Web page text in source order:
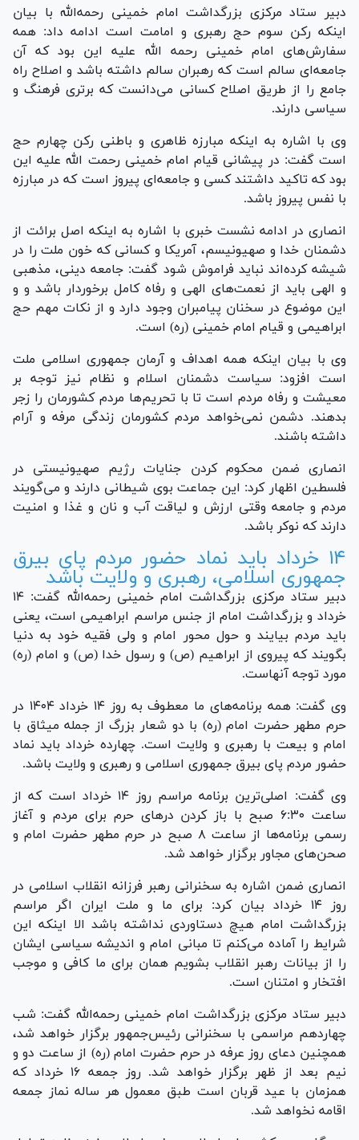
دبیر ستاد مرکزی بزرگداشت امام خمینی رحمه‌الله با بیان
اینکه رکن سوم حج رهبری و امامت است ادامه داد: همه
سفارش‌های امام خمینی رحمه الله علیه این بود که آن
جامعه‌ای سالم است که رهبران سالم داشته باشد و اصلاح راه
جامع را از طریق اصلاح کسانی می‌دانست که برتری فرهنگ و
سیاسی دارند.
وی با اشاره به اینکه مبارزه ظاهری و باطنی رکن چهارم حج
است گفت: در پیشانی قیام امام خمینی رحمت الله علیه این
بود که تاکید داشتند کسی و جامعه‌ای پیروز است که در مبارزه
با نفس پیروز باشد.
انصاری در ادامه نشست خبری با اشاره به اینکه اصل برائت از
دشمنان خدا و صهیونیسم، آمریکا و کسانی که خون ملت را در
شیشه کرده‌اند نباید فراموش شود گفت: جامعه دینی، مذهبی
و الهی باید از نعمت‌های الهی و رفاه کامل برخوردار باشد و و
این موضوع در سخنان پیامبران وجود دارد و از نکات مهم حج
ابراهیمی و قیام امام خمینی (ره) است.
وی با بیان اینکه همه اهداف و آرمان جمهوری اسلامی ملت
است افزود: سیاست دشمنان اسلام و نظام نیز توجه بر
معیشت و رفاه مردم است تا با تحریم‌ها مردم کشورمان را زجر
بدهند. دشمن نمی‌خواهد مردم کشورمان زندگی مرفه و آرام
داشته باشند.
انصاری ضمن محکوم کردن جنایات رژیم صهیونیستی در
فلسطین اظهار کرد: این جماعت بوی شیطانی دارند و می‌گویند
مردم و جامعه وقتی ارزش و لیاقت آب و نان و غذا و امنیت
دارند که نوکر باشد.
۱۴ خرداد باید نماد حضور مردم پای بیرق
جمهوری اسلامی، رهبری و ولایت باشد
دبیر ستاد مرکزی بزرگداشت امام خمینی رحمه‌الله گفت: ۱۴
خرداد و بزرگداشت امام از جنس مراسم ابراهیمی است، یعنی
باید مردم بیایند و حول محور امام و ولی فقیه خود به دنیا
بگویند که پیروی از ابراهیم (ص) و رسول خدا (ص) و امام (ره)
مورد توجه آنهاست.
وی گفت: همه برنامه‌های ما معطوف به روز ۱۴ خرداد ۱۴۰۴ در
حرم مطهر حضرت امام (ره) با دو شعار بزرگ از جمله میثاق با
امام و بیعت با رهبری و ولایت است. چهارده خرداد باید نماد
حضور مردم پای بیرق جمهوری اسلامی و رهبری و ولایت باشد.
وی گفت: اصلی‌ترین برنامه مراسم روز ۱۴ خرداد است که از
ساعت ۶:۳۰ صبح با باز کردن در‌های حرم برای مردم و آغاز
رسمی برنامه‌ها از ساعت ۸ صبح در حرم مطهر حضرت امام و
صحن‌های مجاور برگزار خواهد شد.
انصاری ضمن اشاره به سخنرانی رهبر فرزانه انقلاب اسلامی در
روز ۱۴ خرداد بیان کرد: برای ما و ملت ایران اگر مراسم
بزرگداشت امام هیچ دستاوردی نداشته باشد الا اینکه این
شرایط را آماده می‌کنم تا مبانی امام و اندیشه سیاسی ایشان
را از بیانات رهبر انقلاب بشویم همان برای ما کافی و موجب
افتخار و امتنان است.
دبیر ستاد مرکزی بزرگداشت امام خمینی رحمه‌الله گفت: شب
چهاردهم مراسمی با سخنرانی رئیس‌جمهور برگزار خواهد شد،
همچنین دعای روز عرفه در حرم حضرت امام (ره) از ساعت دو و
نیم بعد از ظهر برگزار خواهد شد. روز جمعه ۱۶ خرداد که
همزمان با عید قربان است طبق معمول هر ساله نماز جمعه
اقامه نخواهد شد.